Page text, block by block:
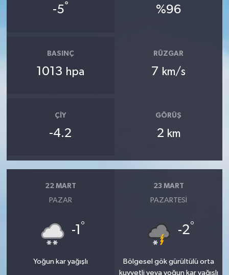
-5° %96
BASINÇ
1013 hpa
RÜZGAR
7 km/s
ÇIY
-4.2
GÖRÜŞ
2 km
22 MART
PAZAR
-1 °
Yoğun kar yağışlı
23 MART
PAZARTESI
-2°
Bölgesel gök gürültülü orta
kuvvetli veya yoğun kar yağışlı